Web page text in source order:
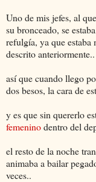
Uno de mis jefes, al
su bronceado, se
refulgía, ya que estaba
descrito anteriormente..
así que cuando llego
dos besos, la cara de
y es que sin quererlo
femeninodentro del
el resto de la noche
animaba a bailar
veces..